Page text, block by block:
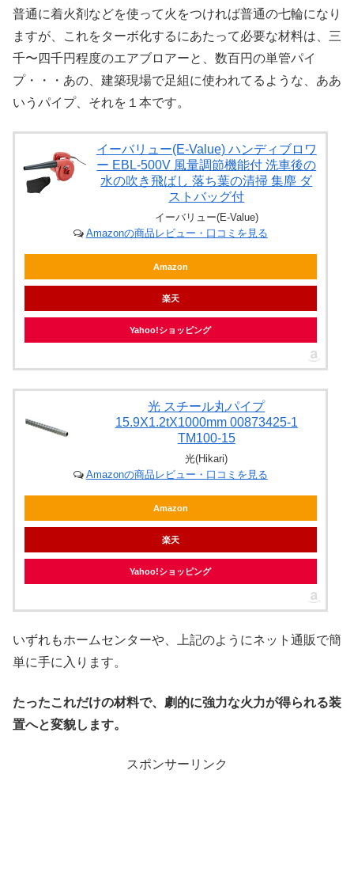
普通に着火剤などを使って火をつければ普通の七輪になり
ますが、これをターボ化するにあたって必要な材料は、三
千〜四千円程度のエアブロアーと、数百円の単管パイ
プ・・・あの、建築現場で足組に使われてるような、ああ
いうパイプ、それを１本です。
イーバリュー(E-Value) ハンディブロワ
ー EBL-500V 風量調節機能付 洗車後の
水の吹き飛ばし 落ち葉の清掃 集塵 ダ
ストバッグ付
イーバリュー(E-Value)
Amazonの商品レビュー・口コミを見る
Amazon
楽天
Yahoo!ショッピング
光 スチール丸パイプ
15.9X1.2tX1000mm 00873425-1
TM100-15
光(Hikari)
Amazonの商品レビュー・口コミを見る
Amazon
楽天
Yahoo!ショッピング
いずれもホームセンターや、上記のようにネット通販で簡
単に手に入ります。
たったこれだけの材料で、劇的に強力な火力が得られる装
置へと変貌します。
スポンサーリンク